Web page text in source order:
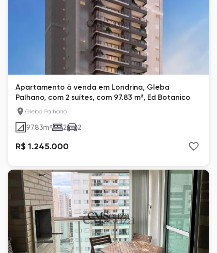
Apartamento à venda em Londrina, Gleba
Palhano, com 2 suítes, com 97.83 m², Ed Botanico
Gleba Palhano
97.83m² 2 2
R$ 1.245.000